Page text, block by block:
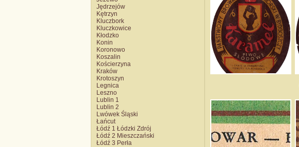
Jędrzejów
Kętrzyn
Kluczbork
Kluczkowice
Kłodzko
Konin
Koronowo
Koszalin
Kościerzyna
Kraków
Krotoszyn
Legnica
Leszno
Lublin 1
Lublin 2
Lwówek Śląski
Łańcut
Łódź 1 Łódzki Zdrój
Łódź 2 Mieszczański
Łódź 3 Perła